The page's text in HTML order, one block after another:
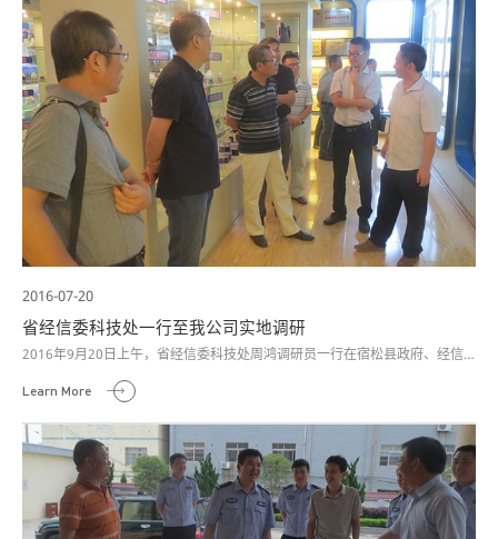
2016-07-20
省经信委科技处一行至我公司实地调研
2016年9月20日上午，省经信委科技处周鸿调研员一行在宿松县政府、经信
Learn More